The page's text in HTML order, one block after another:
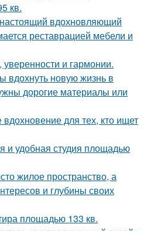
кв.
вдохновляющий
реставрацией мебели и
и гармонии.
вдохнуть новую жизнь в
дорогие материалы или
вдохновение для тех, кто ищет
и удобная студия площадью
жилое пространство, а
и глубины своих
площадью 133 кв.